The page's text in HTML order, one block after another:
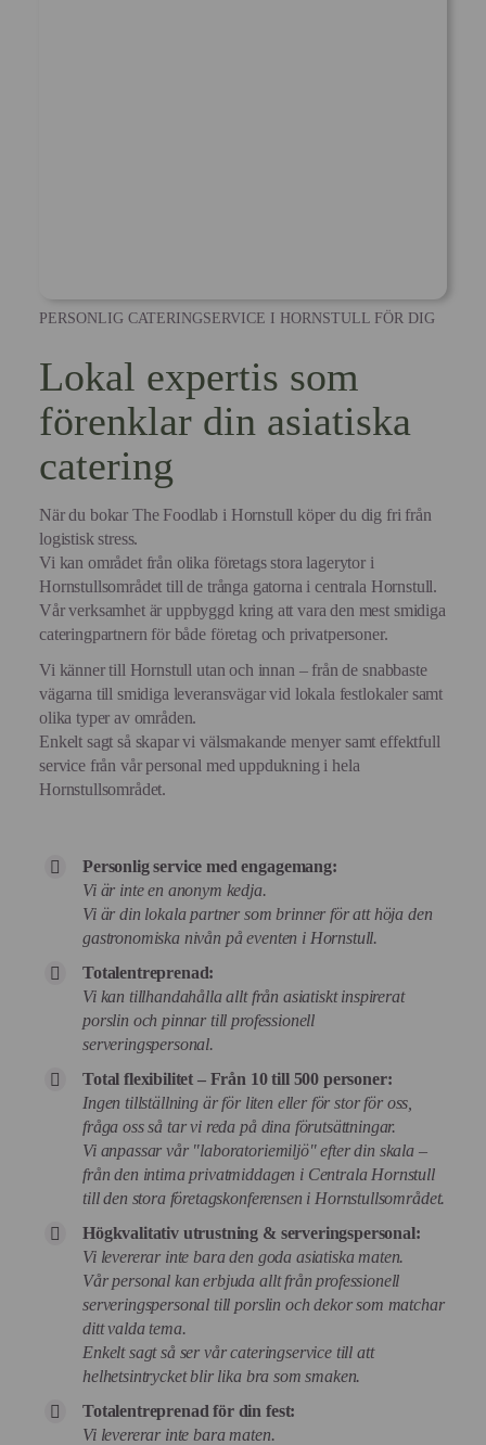
PERSONLIG CATERINGSERVICE I HORNSTULL FÖR DIG
Lokal expertis som
förenklar din asiatiska
catering
När du bokar The Foodlab i Hornstull köper du dig fri från
logistisk stress.
Vi kan området från olika företags stora lagerytor i
Hornstullsområdet till de trånga gatorna i centrala Hornstull.
Vår verksamhet är uppbyggd kring att vara den mest smidiga
cateringpartnern för både företag och privatpersoner.
Vi känner till Hornstull utan och innan – från de snabbaste
vägarna till smidiga leveransvägar vid lokala festlokaler samt
olika typer av områden.
Enkelt sagt så skapar vi välsmakande menyer samt effektfull
service från vår personal med uppdukning i hela
Hornstullsområdet.
Personlig service med engagemang:
Vi är inte en anonym kedja.
Vi är din lokala partner som brinner för att höja den
gastronomiska nivån på eventen i Hornstull.
Totalentreprenad:
Vi kan tillhandahålla allt från asiatiskt inspirerat
porslin och pinnar till professionell
serveringspersonal.
Total flexibilitet – Från 10 till 500 personer:
Ingen tillställning är för liten eller för stor för oss,
fråga oss så tar vi reda på dina förutsättningar.
Vi anpassar vår "laboratoriemiljö" efter din skala –
från den intima privatmiddagen i Centrala Hornstull
till den stora företagskonferensen i Hornstullsområdet.
Högkvalitativ utrustning & serveringspersonal:
Vi levererar inte bara den goda asiatiska maten.
Vår personal kan erbjuda allt från professionell
serveringspersonal till porslin och dekor som matchar
ditt valda tema.
Enkelt sagt så ser vår cateringservice till att
helhetsintrycket blir lika bra som smaken.
Totalentreprenad för din fest:
Vi levererar inte bara maten.